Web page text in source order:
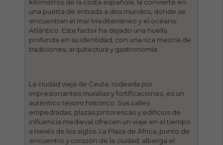
kilómetros de la costa española, la convierte en
una puerta de entrada a dos mundos, donde se
encuentran el mar Mediterráneo y el océano
Atlántico. Este factor ha dejado una huella
profunda en su identidad, con una rica mezcla de
tradiciones, arquitectura y gastronomía.
La ciudad vieja de Ceuta, rodeada por
impresionantes murallas y fortificaciones, es un
auténtico tesoro histórico. Sus calles
empedradas, plazas pintorescas y edificios de
influencia medieval ofrecen un viaje en el tiempo
a través de los siglos. La Plaza de África, punto de
encuentro y corazón de la ciudad, alberga el